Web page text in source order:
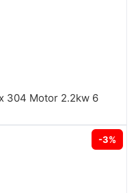
304 Motor 2.2kw 6
-3%